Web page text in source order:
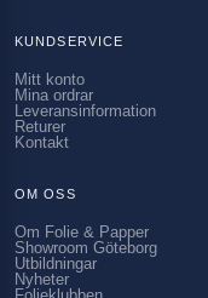
KUNDSERVICE
Mitt konto
Mina ordrar
Leveransinformation
Returer
Kontakt
OM OSS
Om Folie & Papper
Showroom Göteborg
Utbildningar
Nyheter